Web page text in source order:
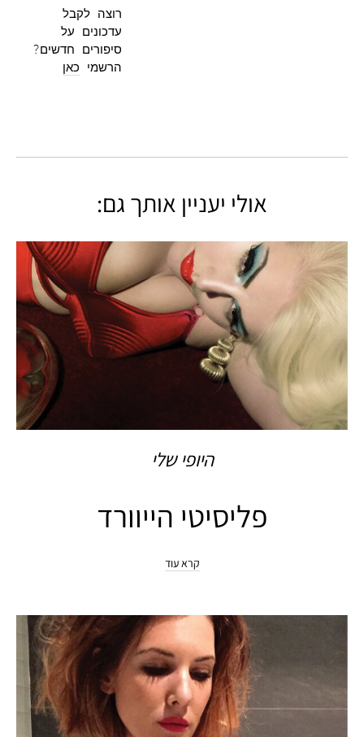
רוצה לקבל
עדכונים על
סיפורים חדשים?
הרשמי כאן
אולי יעניין אותך גם:
היופי שלי
פליסיטי הייוורד
קרא עוד